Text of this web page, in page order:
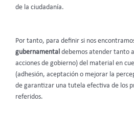
de la ciudadanía.
Por tanto, para definir si nos
gubernamental debemos atender tanto al
acciones de gobierno) del material en
(adhesión, aceptación o mejorar la
de garantizar una tutela efectiva de los
referidos.